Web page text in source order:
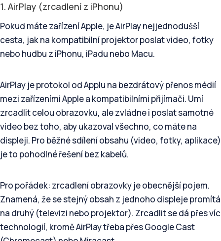
1. AirPlay (zrcadlení z iPhonu)
Pokud máte zařízení Apple, je AirPlay nejjednodušší
cesta, jak na kompatibilní projektor poslat video, fotky
nebo hudbu z iPhonu, iPadu nebo Macu.
AirPlay je protokol od Applu na bezdrátový přenos médií
mezi zařízeními Apple a kompatibilními přijímači. Umí
zrcadlit celou obrazovku, ale zvládne i poslat samotné
video bez toho, aby ukazoval všechno, co máte na
displeji. Pro běžné sdílení obsahu (video, fotky, aplikace)
je to pohodlné řešení bez kabelů.
Pro pořádek: zrcadlení obrazovky je obecnější pojem.
Znamená, že se stejný obsah z jednoho displeje promítá
na druhý (televizi nebo projektor). Zrcadlit se dá přes víc
technologií, kromě AirPlay třeba přes Google Cast